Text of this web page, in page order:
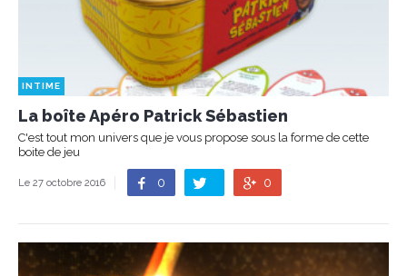
INTIME
La boîte Apéro Patrick Sébastien
C'est tout mon univers que je vous propose sous la forme de cette
boite de jeu
Le 27 octobre 2016 0 0